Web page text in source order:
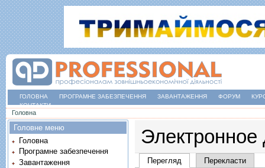
ГОЛОВНА ПРОГРАМНЕ ЗАБЕЗПЕЧЕННЯ ЗАВАНТАЖЕННЯ ФОРУМ
КОНТАКТИ
Ви є тут
Головна
Электронное
Основні вкладки
Перегляд(активна вкладка)
Перекласти
Головне меню
Головна
Програмне забезпечення
Завантаження